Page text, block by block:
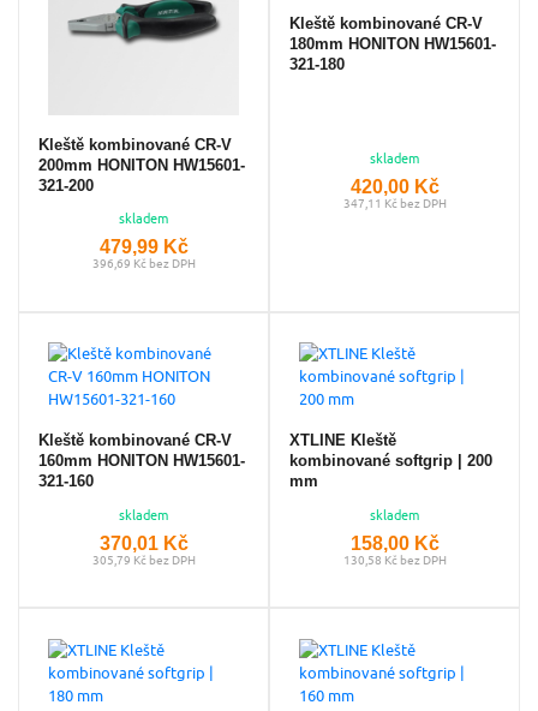
Kleště kombinované CR-V
200mm HONITON HW15601-
321-200
skladem
479,99 Kč
396,69 Kč bez DPH
Kleště kombinované CR-V
180mm HONITON HW15601-
321-180
skladem
420,00 Kč
347,11 Kč bez DPH
Kleště kombinované CR-V
160mm HONITON HW15601-
321-160
skladem
370,01 Kč
305,79 Kč bez DPH
XTLINE Kleště
kombinované softgrip | 200
mm
skladem
158,00 Kč
130,58 Kč bez DPH